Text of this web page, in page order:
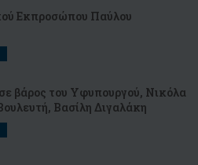
Εκπροσώπου Παύλου
βάρος του Υφυπουργού, Νικόλα
Βασίλη Διγαλάκη